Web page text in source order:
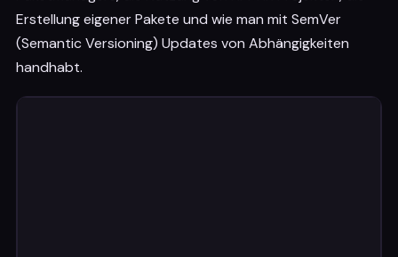
Erstellung eigener Pakete und wie man mit SemVer
(Semantic Versioning) Updates von Abhängigkeiten
handhabt.